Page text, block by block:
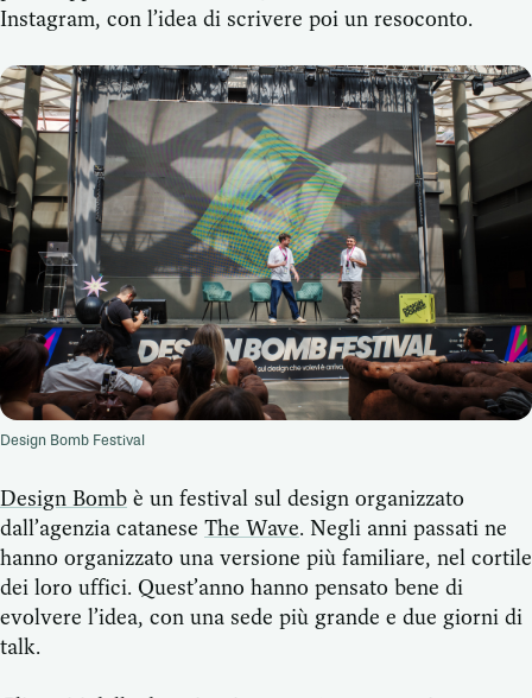
Instagram, con l’idea di scrivere poi un resoconto.
Design Bomb Festival
Design Bomb è un festival sul design organizzato
dall’agenzia catanese The Wave. Negli anni passati ne
hanno organizzato una versione più familiare, nel cortile
dei loro uffici. Quest’anno hanno pensato bene di
evolvere l’idea, con una sede più grande e due giorni di
talk.